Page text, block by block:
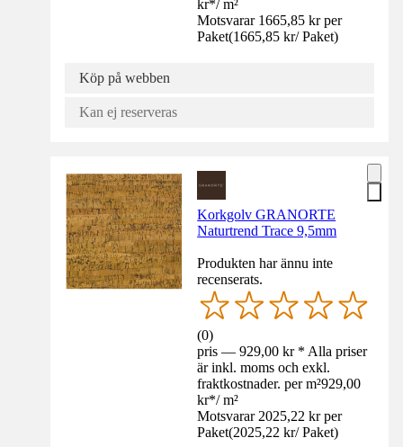
kr*/ m²
Motsvarar 1665,85 kr per
Paket(1665,85 kr/ Paket)
Köp på webben
Kan ej reserveras
Korkgolv GRANORTE
Naturtrend Trace 9,5mm
Produkten har ännu inte
recenserats.
(0)
pris — 929,00 kr * Alla priser
är inkl. moms och exkl.
fraktkostnader. per m²929,00
kr*/ m²
Motsvarar 2025,22 kr per
Paket(2025,22 kr/ Paket)